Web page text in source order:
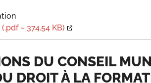
– 374.54 KB)
DU CONSEIL
DROIT À LA